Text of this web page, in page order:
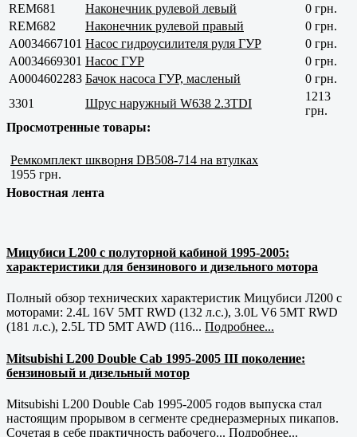
REM681
Наконечник рулевой левый
0 грн.
REM682
Наконечник рулевой правый
0 грн.
A0034667101 Насос гидроусилителя руля ГУР
0 грн.
A0034669301 Насос ГУР
0 грн.
A0004602283 Бачок насоса ГУР, масленый
0 грн.
3301
Шрус наружный W638 2.3TDI
1213
грн.
Просмотренные товары:
Ремкомплект шкворня DB508-714 на втулках
1955 грн.
Новостная лента
Мицубиси L200 с полуторной кабиной 1995-2005:
характеристики для бензинового и дизельного мотора
Полный обзор технических характеристик Мицубиси Л200 с
моторами: 2.4L 16V 5MT RWD (132 л.с.), 3.0L V6 5MT RWD
(181 л.с.), 2.5L TD 5MT AWD (116... Подробнее...
Mitsubishi L200 Double Cab 1995-2005 III поколение:
бензиновый и дизельный мотор
Mitsubishi L200 Double Cab 1995-2005 годов выпуска стал
настоящим прорывом в сегменте среднеразмерных пикапов.
Сочетая в себе практичность рабочего... Подробнее...